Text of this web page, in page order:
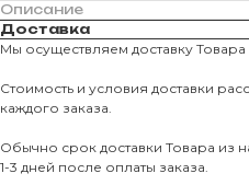
Описание
Доставка
Мы осуществляем доставку
Стоимость и условия доставки
каждого заказа.
Обычно срок доставки Товара из
1-3 дней после оплаты заказа.